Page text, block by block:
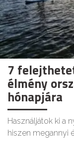
7
élmény
hónapjára
Használjátok ki a
hiszen megannyi